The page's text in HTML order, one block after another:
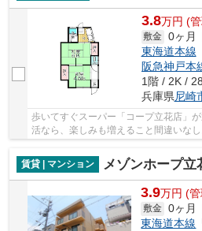
3.8万円 (
敷金 0ヶ月
東海道本線
阪急神戸本
1階 / 2K /
兵庫県尼崎
歩いてすぐスーパー「コープ立花店」
活なら、楽しみも増えること間違いな
賃貸 | マンション
メゾンホープ立
3.9万円 (
敷金 0ヶ月
東海道本線